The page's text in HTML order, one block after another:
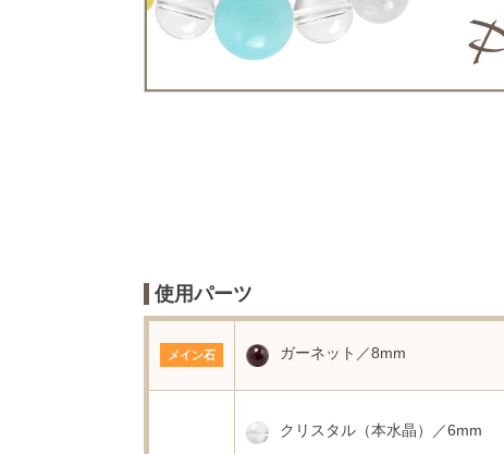
使用パーツ
メイン石 ガーネット／8mm
クリスタル（本水晶）／6mm